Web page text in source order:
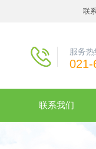
联
服务热
021-
联系我们